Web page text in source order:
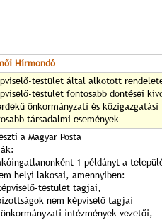
Hírmondó
testület által alkotott
testület fontosabb döntései
önkormányzati és
társadalmi események
a Magyar Posta
1 példányt a
helyi lakosai, amennyiben:
testület tagjai,
nem képviselő tagjai
intézmények vezetői,